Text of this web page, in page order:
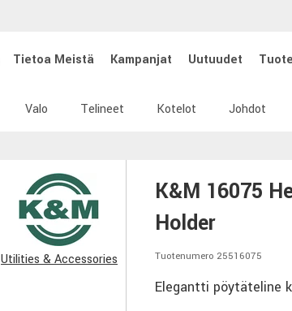
Tietoa Meistä Kampanjat Uutuudet
Valo Telineet Kotelot Johdot
Utilities & Accessories
K&M 16075
Holder
Tuotenumero 25516075
Elegantti pöytäteline